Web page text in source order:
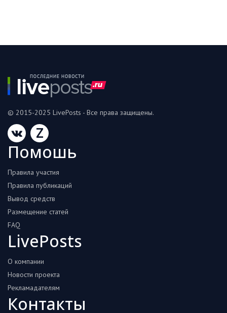
© 2015-2025 LivePosts - Все права защищены.
Z
Помошь
Правила участия
Правила публикаций
Вывод средств
Размещение статей
FAQ
LivePosts
О компании
Новости проекта
Рекламадателям
Контакты